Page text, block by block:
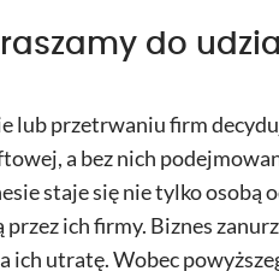
do
lub przetrwaniu firm
a bez nich
staje się nie tylko
ich firmy. Biznes
ich utratę. Wobec